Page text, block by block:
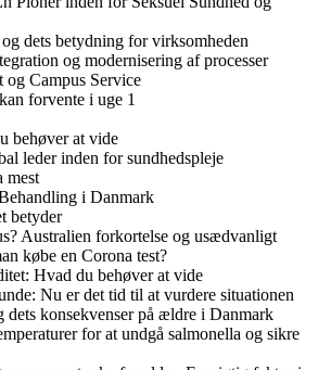
dets betydning for virksomheden
og modernisering af processer
Campus Service
forvente i uge 1
behøver at vide
leder inden for sundhedspleje
mest
i Danmark
betyder
Australien forkortelse og usædvanligt
købe en Corona test?
Hvad du behøver at vide
Nu er det tid til at vurdere situationen
dets konsekvenser på ældre i Danmark
for at undgå salmonella og sikre